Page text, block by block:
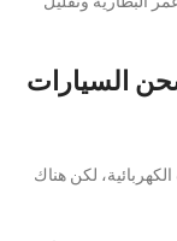
السيارات
لكن هناك